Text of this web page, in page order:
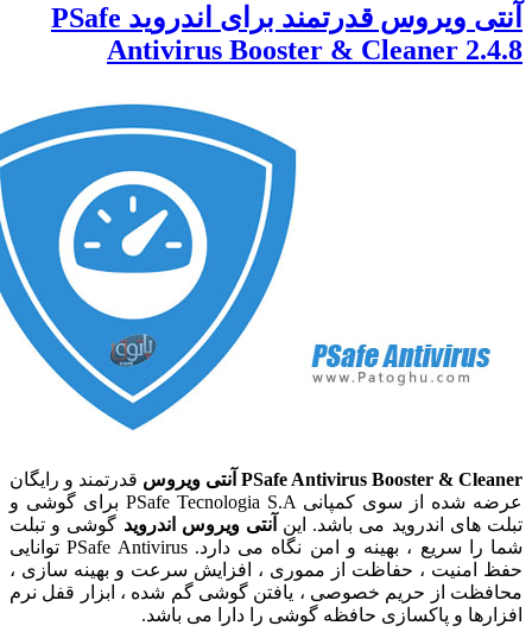
آنتی ویروس قدرتمند برای اندروید PSafe
Antivirus Booster & Cleaner
PSafe Antivirus Booster & آنتی ویروسقدرتمند و رایگان
عرضه شده از سوی کمپانی PSafe Tecnologia S.A برای گوشی و
های اندروید می باشد. اینآنتی ویروس اندرویدگوشی و تبلت
شما را سریع ، بهینه و امن نگاه می دارد. PSafe Antivirus توانایی
، حفاظت از مموری ، افزایش سرعت و بهینه سازی ،
از حریم خصوصی ، یافتن گوشی گم شده ، ابزار قفل نرم
و پاکسازی حافظه گوشی را دارا می باشد.